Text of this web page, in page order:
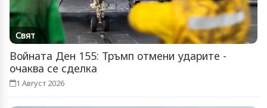
Свят
Войната Ден 155: Тръмп отмени ударите -
очаква се сделка
1 Август 2026